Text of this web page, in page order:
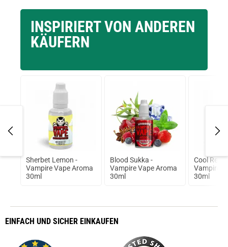
INSPIRIERT VON ANDEREN
KÄUFERN
Sherbet Lemon -
Vampire Vape Aroma
30ml
Blood Sukka -
Vampire Vape Aroma
30ml
Cool Red
Vampire
30ml
EINFACH UND SICHER EINKAUFEN